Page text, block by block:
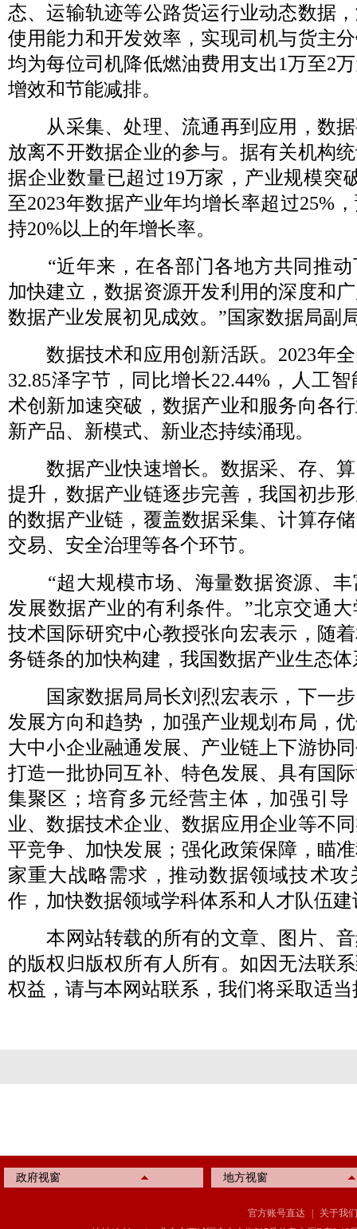
态、运输轨迹等公路货运行业动态数据
使用能力和开发效率，实现司机与货主
均为每位司机降低燃油费用支出1万至2
增效和节能减排。
从采集、处理、流通再到应用，数据
放离不开数据企业的参与。据有关机构
据企业数量已超过19万家，产业规模突
至2023年数据产业年均增长率超过25%
持20%以上的年增长率。
“近年来，在各部门各地方共同推动
加快建立，数据资源开发利用的深度和
数据产业发展初见成效。”国家数据局副
数据技术和应用创新活跃。2023年全
32.85泽字节，同比增长22.44%，人工
术创新加速突破，数据产业和服务向各
新产品、新模式、新业态持续涌现。
数据产业快速增长。数据采、存、算
提升，数据产业链逐步完善，我国初步
的数据产业链，覆盖数据采集、计算存
交易、安全治理等各个环节。
“超大规模市场、海量数据资源、丰
发展数据产业的有利条件。”北京交通
技术国际研究中心教授张向宏表示，随
务链条的加快构建，我国数据产业生态
国家数据局局长刘烈宏表示，下一
发展方向和趋势，加强产业规划布局，
大中小企业融通发展、产业链上下游协
打造一批协同互补、特色发展、具有国
集聚区；培育多元经营主体，加强引导
业、数据技术企业、数据应用企业等不
平竞争、加快发展；强化政策保障，瞄
家重大战略需求，推动数据领域技术
作，加快数据领域学科体系和人才队伍建
本网站转载的所有的文章、图片、音
的版权归版权所有人所有。如因无法联
权益，请与本网站联系，我们将采取适
政府视窗 地方视窗
官方账号直达
关于我们